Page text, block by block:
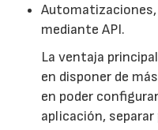
mediante API.
La ventaja
en disponer de
en poder
aplicación,